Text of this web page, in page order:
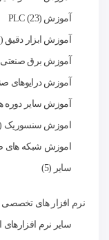
آموزش PLC 23
آموزش ابزار دقیق
آموزش برق
آموزش درایوهای
آموزش سایر دوره
اموزش سنسوریک
اموزش شبکه های
سایر 5
نرم افزار های تخصصی
سایر نرم